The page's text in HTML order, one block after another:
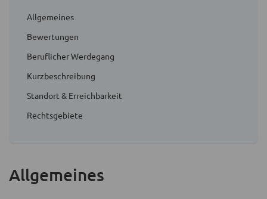
Allgemeines
Bewertungen
Beruflicher Werdegang
Kurzbeschreibung
Standort & Erreichbarkeit
Rechtsgebiete
Allgemeines